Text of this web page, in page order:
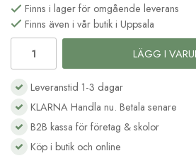
Finns i lager för omgående leverans
Finns även i vår butik i Uppsala
LÄGG I
Leveranstid 1-3 dagar
KLARNA Handla nu. Betala senare
B2B kassa för företag & skolor
Köp i butik och online